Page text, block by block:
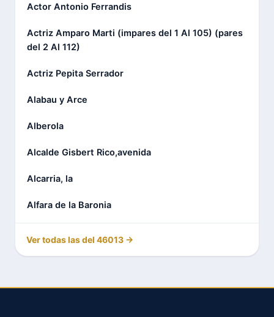
Actor Antonio Ferrandis
Actriz Amparo Marti (impares del 1 Al 105) (pares
del 2 Al 112)
Actriz Pepita Serrador
Alabau y Arce
Alberola
Alcalde Gisbert Rico,avenida
Alcarria, la
Alfara de la Baronia
Ver todas las del 46013 →